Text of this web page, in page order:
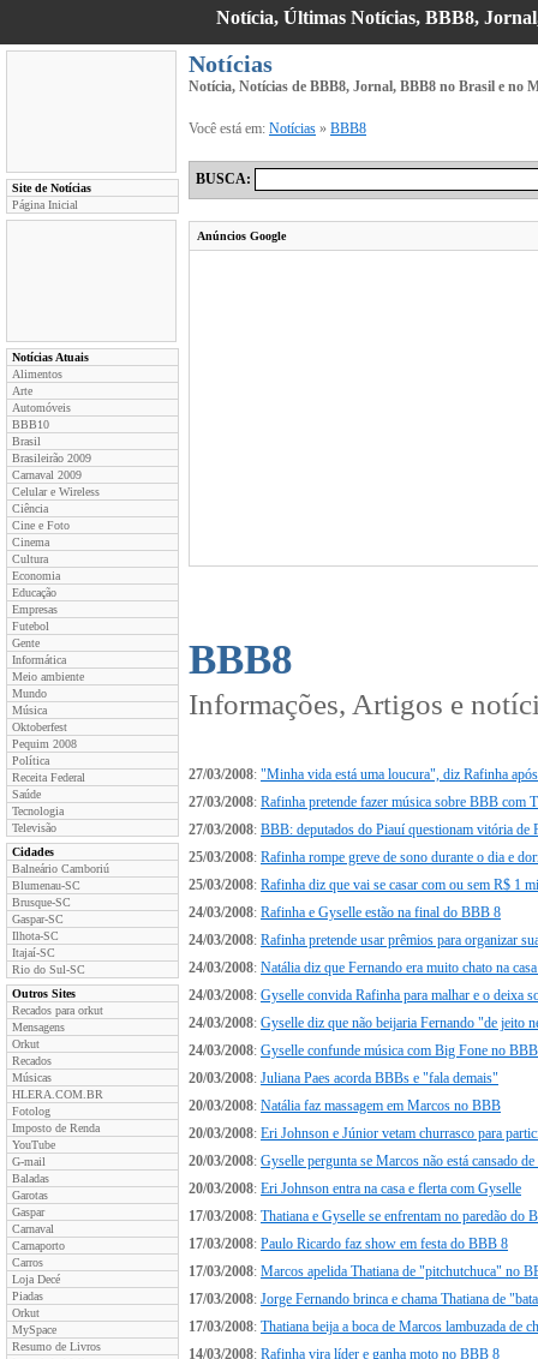
Notícia, Últimas Notícias, BBB8,
Site de Notícias
Página Inicial
Notícias Atuais
Alimentos
Arte
Automóveis
BBB10
Brasil
Brasileirão 2009
Carnaval 2009
Celular e Wireless
Ciência
Cine e Foto
Cinema
Cultura
Economia
Educação
Empresas
Futebol
Gente
Informática
Meio ambiente
Mundo
Música
Oktoberfest
Pequim 2008
Política
Receita Federal
Saúde
Tecnologia
Televisão
Cidades
Balneário Camboriú
Blumenau-SC
Brusque-SC
Gaspar-SC
Ilhota-SC
Itajaí-SC
Rio do Sul-SC
Outros Sites
Recados para orkut
Mensagens
Orkut
Recados
Músicas
HLERA.COM.BR
Fotolog
Imposto de Renda
YouTube
G-mail
Baladas
Garotas
Gaspar
Carnaval
Carnaporto
Carros
Loja Decé
Piadas
Orkut
MySpace
Resumo de Livros
Notícias
Notícia, Notícias de BBB8, Jornal, BBB8 no Brasil e no
Você está em: Notícias » BBB8
BUSCA:
Anúncios Google
BBB8
Informações, Artigos e
27/03/2008: "Minha vida está uma loucura", diz Rafinha
27/03/2008: Rafinha pretende fazer música sobre BBB com
27/03/2008: BBB: deputados do Piauí questionam vitória de
25/03/2008: Rafinha rompe greve de sono durante o dia e
25/03/2008: Rafinha diz que vai se casar com ou sem R$ 1
24/03/2008: Rafinha e Gyselle estão na final do BBB 8
24/03/2008: Rafinha pretende usar prêmios para organizar
24/03/2008: Natália diz que Fernando era muito chato na
24/03/2008: Gyselle convida Rafinha para malhar e o deixa
24/03/2008: Gyselle diz que não beijaria Fernando "de jeito
24/03/2008: Gyselle confunde música com Big Fone no BBB
20/03/2008: Juliana Paes acorda BBBs e "fala demais"
20/03/2008: Natália faz massagem em Marcos no BBB
20/03/2008: Eri Johnson e Júnior vetam churrasco para
20/03/2008: Gyselle pergunta se Marcos não está cansado
20/03/2008: Eri Johnson entra na casa e flerta com Gyselle
17/03/2008: Thatiana e Gyselle se enfrentam no paredão do
17/03/2008: Paulo Ricardo faz show em festa do BBB 8
17/03/2008: Marcos apelida Thatiana de "pitchutchuca" no
17/03/2008: Jorge Fernando brinca e chama Thatiana de
17/03/2008: Thatiana beija a boca de Marcos lambuzada de
14/03/2008: Rafinha vira líder e ganha moto no BBB 8